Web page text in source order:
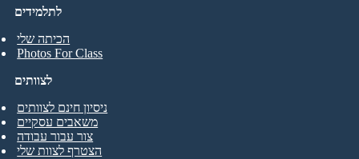
לתלמידים
הכיתה שלי
Photos For Class
לצוותים
ניסיון חינם לצוותים
משאבים עסקיים
צור עבור עבודה
הצטרף לצוות שלי